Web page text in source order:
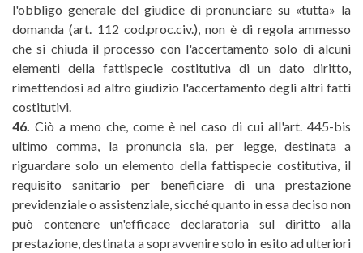
l'obbligo generale del giudice di pronunciare su «tutta» la
domanda (art. 112 cod.proc.civ.), non è di regola ammesso
che si chiuda il processo con l'accertamento solo di alcuni
elementi della fattispecie costitutiva di un dato diritto,
rimettendosi ad altro giudizio l'accertamento degli altri fatti
costitutivi.
46. Ciò a meno che, come è nel caso di cui all'art. 445-bis
ultimo comma, la pronuncia sia, per legge, destinata a
riguardare solo un elemento della fattispecie costitutiva, il
requisito sanitario per beneficiare di una prestazione
previdenziale o assistenziale, sicché quanto in essa deciso non
può contenere un'efficace declaratoria sul diritto alla
prestazione, destinata a sopravvenire solo in esito ad ulteriori